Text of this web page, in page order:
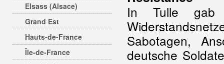
Elsass (Alsace)
Grand Est
Hauts-de-France
Île-de-France
In Tulle
Sabotagen,
deutsche